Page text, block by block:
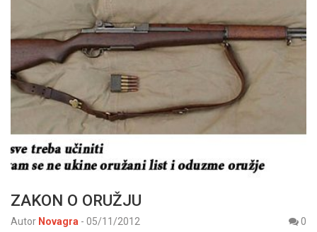
ZAKON O ORUŽJU
Autor Novagra - 05/11/2012
0